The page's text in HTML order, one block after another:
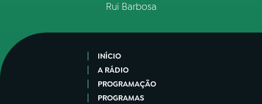
Rui Barbosa
INÍCIO
A RÁDIO
PROGRAMAÇÃO
PROGRAMAS